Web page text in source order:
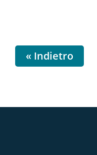
« Indietro